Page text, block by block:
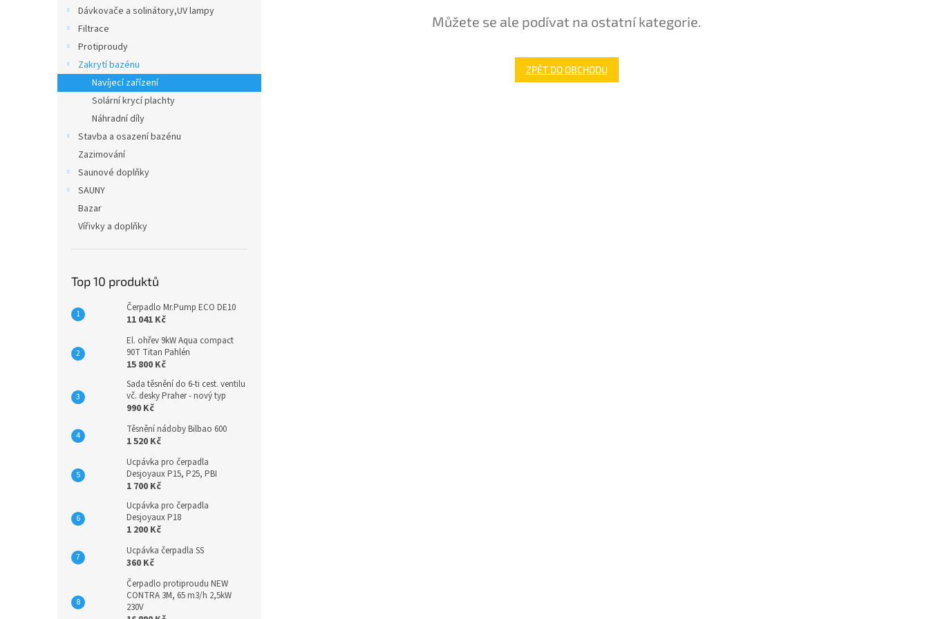
Dávkovače a solinátory,UV lampy
Filtrace
Protiproudy
Zakrytí bazénu
Navíjecí zařízení
Solární krycí plachty
Náhradní díly
Stavba a osazení bazénu
Zazimování
Saunové doplňky
SAUNY
Bazar
Vířivky a doplňky
Top 10 produktů
Čerpadlo Mr.Pump ECO DE10
11 041 Kč
El. ohřev 9kW Aqua compact
90T Titan Pahlén
15 800 Kč
Sada těsnění do 6-ti cest. ventilu
vč. desky Praher - nový typ
990 Kč
Těsnění nádoby Bilbao 600
1 520 Kč
Ucpávka pro čerpadla
Desjoyaux P15, P25, PBI
1 700 Kč
Ucpávka pro čerpadla
Desjoyaux P18
1 200 Kč
Ucpávka čerpadla SS
360 Kč
Čerpadlo protiproudu NEW
CONTRA 3M, 65 m3/h 2,5kW
230V
Můžete se ale podívat na ostatní kategorie.
ZPĚT DO OBCHODU